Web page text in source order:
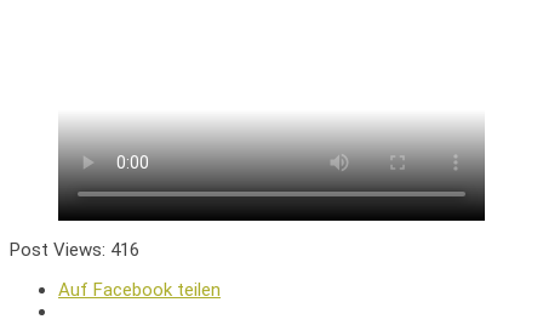
Post Views: 416
Auf Facebook teilen